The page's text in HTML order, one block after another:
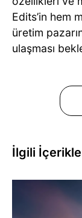
Edits’in hem
üretim
ulaşması
İlgili